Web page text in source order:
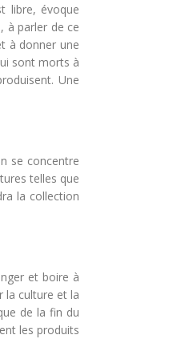
libre, évoque
à parler de ce
à donner une
sont morts à
Une
se concentre
telles que
la collection
et boire à
la culture et la
de la fin du
les produits